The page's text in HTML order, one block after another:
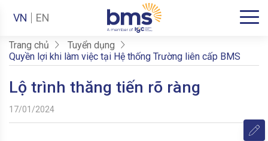
VN EN
Trang chủ
Tuyển dụng
Quyền lợi khi làm việc tại Hệ thống Trường liên cấp BMS
Lộ trình thăng tiến rõ ràng
17/01/2024